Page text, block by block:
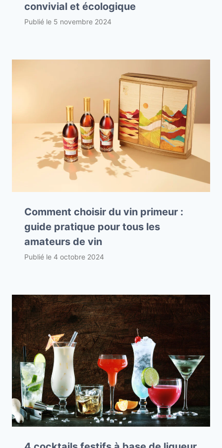
convivial et écologique
Publié le 5 novembre 2024
Comment choisir du vin primeur :
guide pratique pour tous les
amateurs de vin
Publié le 4 octobre 2024